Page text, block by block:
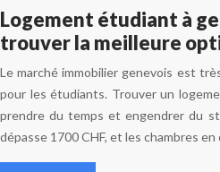
Logement étudiant à
trouver la meilleure
Le marché immobilier genevois est
pour les étudiants. Trouver un
prendre du temps et engendrer du
dépasse 1700 CHF, et les chambres